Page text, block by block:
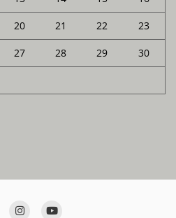
20 21 22 23
27 28 29 30